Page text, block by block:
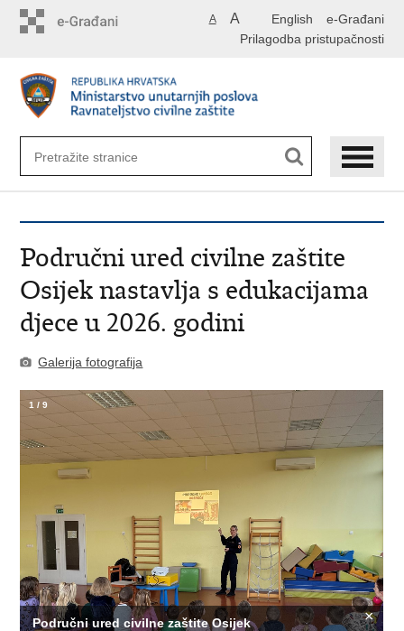
English e-Građani
A A
Prilagodba pristupačnosti
Područni ured civilne zaštite
Osijek nastavlja s edukacijama
djece u 2026. godini
Galerija fotografija
Područni ured civilne zaštite Osijek
×
1 /9